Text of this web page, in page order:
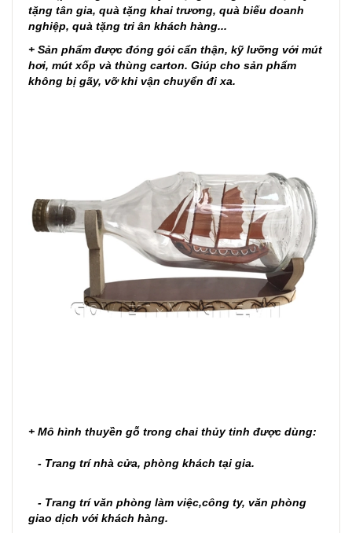
tặng tân gia, quà tặng khai trương, quà biếu doanh
nghiệp, quà tặng tri ân khách hàng...
+ Sản phẩm được đóng gói cẩn thận, kỹ lưỡng với mút
hơi, mút xốp và thùng carton. Giúp cho sản phẩm
không bị gãy, vỡ khi vận chuyển đi xa.
+ Mô hình thuyền gỗ trong chai thủy tinh được dùng:
- Trang trí nhà cửa, phòng khách tại gia.
- Trang trí văn phòng làm việc,công ty, văn phòng
giao dịch với khách hàng.